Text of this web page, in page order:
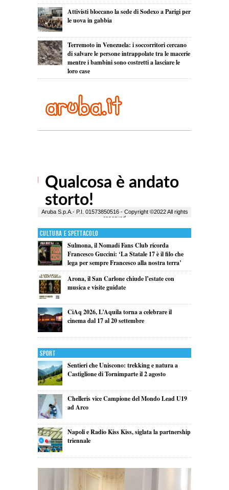
Attivisti bloccano la sede di Sodexo a Parigi per
le uova in gabbia
Terremoto in Venezuela: i soccorritori cercano
di salvare le persone intrappolate tra le macerie
mentre i bambini sono costretti a lasciare le
loro case
Cultura e Spettacolo
Sulmona, il Nomadi Fans Club ricorda
Francesco Guccini: ‘La Statale 17 è il filo che
lega per sempre Francesco alla nostra terra’
Arona, il San Carlone chiude l’estate con
musica e visite guidate
CiAq 2026, L’Aquila torna a celebrare il
cinema dal 17 al 20 settembre
Sport
Sentieri che Uniscono: trekking e natura a
Castiglione di Tornimparte il 2 agosto
Chelleris vice Campione del Mondo Lead U19
ad Arco
Napoli e Radio Kiss Kiss, siglata la partnership
triennale